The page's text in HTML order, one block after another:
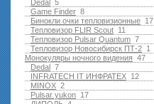
5
Dedal
8
Game Finder
17
Бинокли очки тепловизионные
11
Тепловизор FLIR Scout
7
Тепловизор Pulsar Quantum
1
Тепловизор Новосибирск ПТ-2
47
Монокуляры ночного видения
7
Dedal
12
INFRATECH IT ИНФРАТЕХ
2
MINOX
17
Pulsar yukon